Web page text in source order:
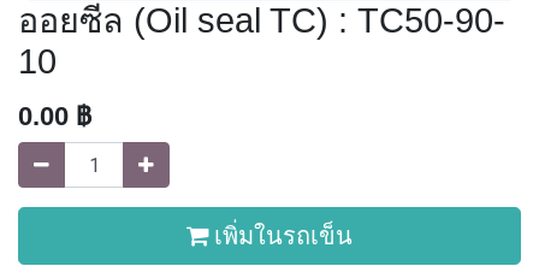
ออยซีล (Oil seal TC) : TC50-90-
10
0.00 ฿
เพิ่มในรถเข็น